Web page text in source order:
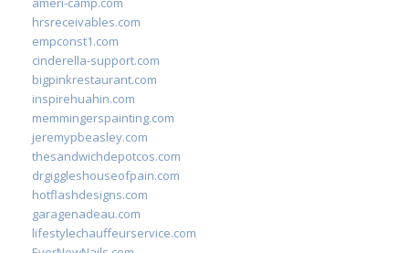
hrsreceivables.com
empconst1.com
cinderella-support.com
bigpinkrestaurant.com
inspirehuahin.com
memmingerspainting.com
jeremypbeasley.com
thesandwichdepotcos.com
drgiggleshouseofpain.com
hotflashdesigns.com
garagenadeau.com
lifestylechauffeurservice.com